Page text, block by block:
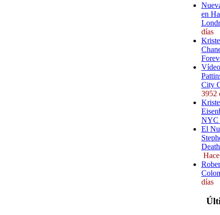
en
días
City
3952
NYC
El
días